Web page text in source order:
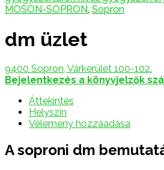
MOSON-SOPRON, Sopron
dm üzlet
9400 Sopron, Várkerület 100-102.
Bejelentkezés a könyvjelzők
Áttekintés
Helyszín
Vélemény hozzáadása
A soproni dm